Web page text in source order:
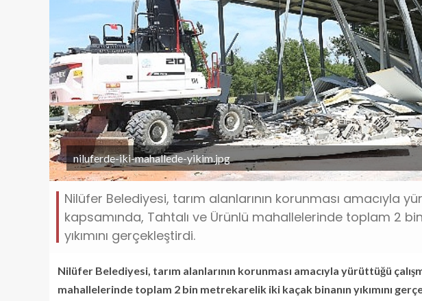
niluferde-iki-mahallede-yikim.jpg
Nilüfer Belediyesi, tarım alanlarının korunması amacıyla
kapsamında, Tahtalı ve Ürünlü mahallelerinde toplam 2
yıkımını gerçekleştirdi.
Nilüfer Belediyesi, tarım alanlarının korunması amacıyla yürüttüğü
mahallelerinde toplam 2 bin metrekarelik iki kaçak binanın yıkımını